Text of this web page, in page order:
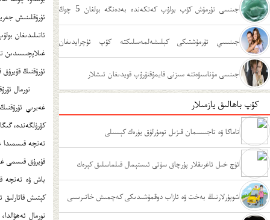
جىنسى تۇرمۇش كۆپ بولۇپ كەتكەندە بەدەنگە بولغان 5 چوڭ
زىيىنى جىنسىي تۇرمۇشتىكى كېلىشەلمەسلىكتە كۆپ ئۇچرايدىغان
ئەھۋاللار جىنسى مۇناسىۋەتتە سىزنى قايمۇقتۇرۇپ قويدىغان ئىشلار
كۆپ باھالىق يازمىلار
تاماكا ۋە تاجىسىمان قىزىل تومۇرلۇق يۈرەك كېسىلى
ئۈچ خىل ئاغرىقلار پۇرچاق سۈتى ئىستېمال قىلماسلىق كېرەك
شوپۇرلارنىڭ بەخت ۋە ئازاب دوقمۇشىدىكى كەچمىش خاتىرىسى
ئۇرۇقلىنىش
ئاتىلىدىغان
غىلاپچىسىدىن
ئۇرۇقنىڭ
نورمال
غەيرىي
كۆرۈلگەندە،
تەنچە قىسمىدا
قۇيرۇق قىسمى
باش ۋە تەنچە
كېتىش قاتارلىق